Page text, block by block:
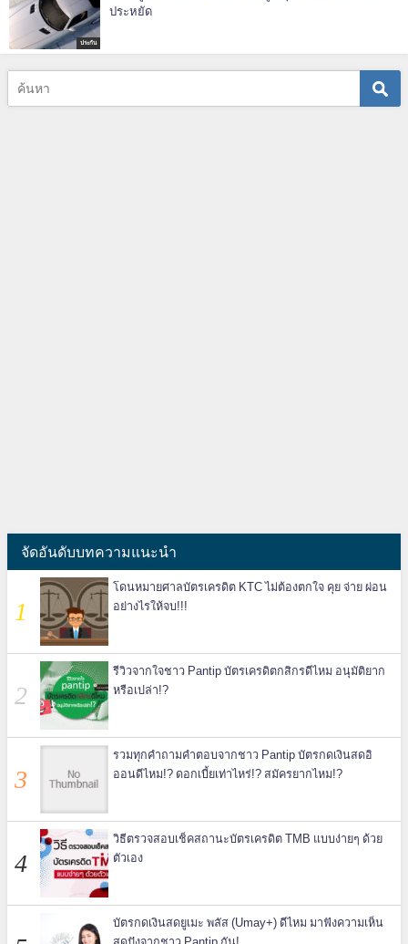
ประกัน
ประหยัด
จัดอันดับบทความแนะนำ
โดนหมายศาลบัตรเครดิต KTC ไม่ต้องตกใจ คุย จ่าย ผ่อน
อย่างไรให้จบ!!!
รีวิวจากใจชาว Pantip บัตรเครดิตกสิกรดีไหม อนุมัติยาก
หรือเปล่า!?
รวมทุกคำถามคำตอบจากชาว Pantip บัตรกดเงินสดอิ
ออนดีไหม!? ดอกเบี้ยเท่าไหร่!? สมัครยากไหม!?
วิธีตรวจสอบเช็คสถานะบัตรเครดิต TMB แบบง่ายๆ ด้วย
ตัวเอง
บัตรกดเงินสดยูเมะ พลัส (Umay+) ดีไหม มาฟังความเห็น